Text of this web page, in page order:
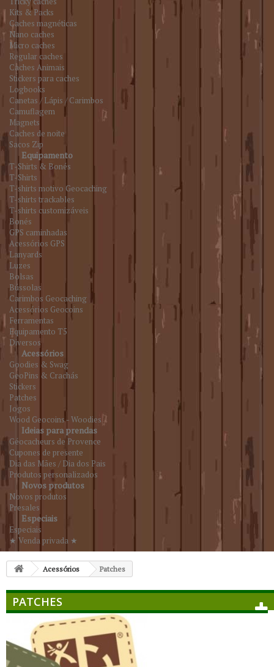
Kits & Packs
Caches magnéticas
Nano caches
Micro caches
Regular caches
Caches Animais
Stickers para caches
Logbooks
Canetas / Lápis / Carimbos
Camuflagem
Magnets
Caches de noite
Sacos Zip
Equipamento
T-Shirts & Bonés
T-Shirts
T-shirts motivo Geocaching
T-shirts trackables
T-shirts customizáveis
Bonés
GPS caminhadas
Acessórios GPS
Lanyards
Luzes
Bolsas
Bússolas
Carimbos Geocaching
Acessórios Geocoins
Ferramentas
Equipamento T5
Diversos
Acessórios
Goodies & Swag
GeoPins & Crachás
Stickers
Patches
Jogos
Wood Geocoins - Woodies
Ideias para prendas
Géocacheurs de Provence
Cupones de presente
Dia das Mães / Dia dos Pais
Produtos personalizados
Novos produtos
Novos produtos
Presales
Especiais
Especiais
★ Venda privada ★
Acessórios Patches
PATCHES